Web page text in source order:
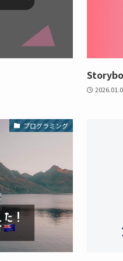
プログラミング